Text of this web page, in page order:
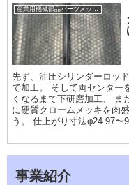
産業用機械部品パーツメッキ加工履歴
先ず、油圧シリンダーロッ
で加工。 そして両センター
くなるまで下研磨加工、 ま
に硬質クロームメッキを肉
う。 仕上がり寸法φ24.97〜
事業紹介